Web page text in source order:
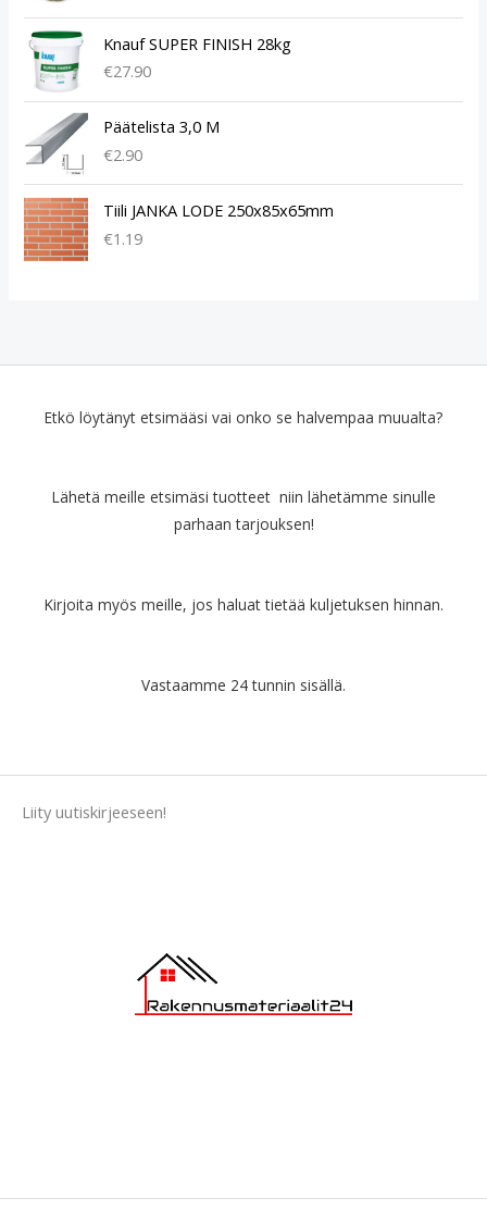
Knauf SUPER FINISH 28kg
€27.90
Päätelista 3,0 M
€2.90
Tiili JANKA LODE 250x85x65mm
€1.19
Etkö löytänyt etsimääsi vai onko se halvempaa muualta?
Lähetä meille etsimäsi tuotteet niin lähetämme sinulle
parhaan tarjouksen!
Kirjoita myös meille, jos haluat tietää kuljetuksen hinnan.
Vastaamme 24 tunnin sisällä.
Liity uutiskirjeeseen!